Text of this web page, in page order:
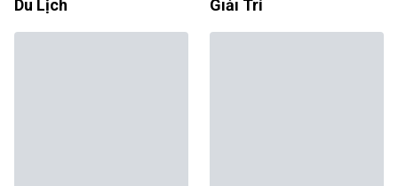
Du Lịch Giải Trí